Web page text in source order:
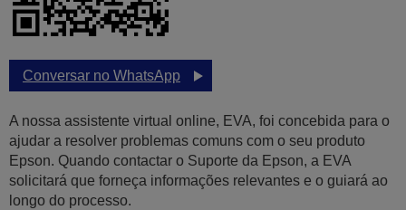
Conversar no WhatsApp
A nossa assistente virtual online, EVA, foi concebida para o
ajudar a resolver problemas comuns com o seu produto
Epson. Quando contactar o Suporte da Epson, a EVA
solicitará que forneça informações relevantes e o guiará ao
longo do processo.